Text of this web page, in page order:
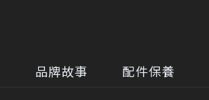
品牌故事 配件保養